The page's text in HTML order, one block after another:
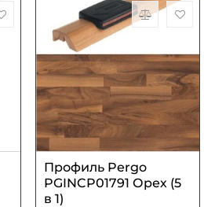
Профиль Pergo
PGINCP01791 Орех (5
в 1)